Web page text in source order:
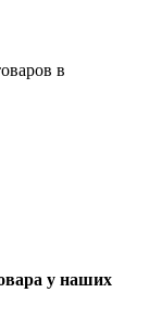
в
у наших